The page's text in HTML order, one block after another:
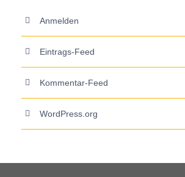
Anmelden
Eintrags-Feed
Kommentar-Feed
WordPress.org